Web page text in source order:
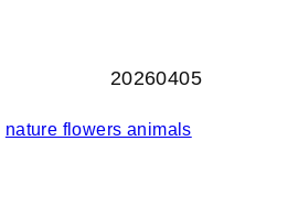
20260405
nature flowers animals